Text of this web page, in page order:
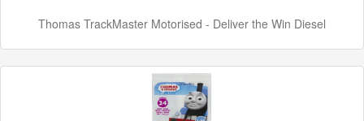
Speelgoed
Thomas
Thomas TrackMaster Motorised - Deliver the Win Diesel